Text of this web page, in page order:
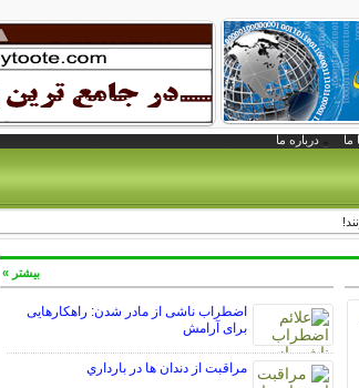
ما درباره ما
اضطراب ناشی از مادر شدن: راهکارهایی
برای آرامش
مراقبت از دندان‌ ها در بارداري
بیشتر »